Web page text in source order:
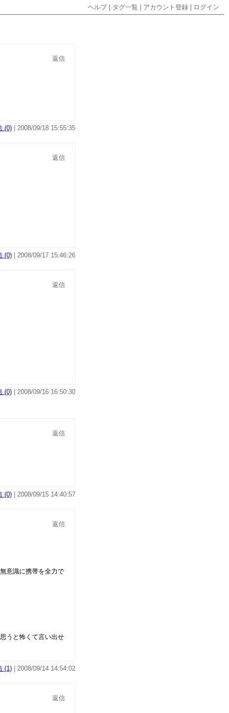
ヘルプ| タグ一覧 アカウント登録 ログイン
返信
(0) | 2008/09/18 15:55:35
返信
(0) | 2008/09/17 15:46:26
返信
(0) | 2008/09/16 16:50:30
返信
(0) | 2008/09/15 14:40:57
返信
意識に携帯を全力で
うと怖くて言い出せ
(1) | 2008/09/14 14:54:02
返信